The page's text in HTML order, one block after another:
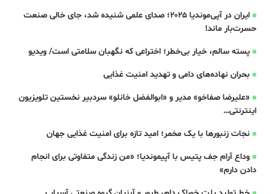
ایران در آپی‌موندیا ۲۰۲۵؛ صدای علمی شنیده شد، جای خالی صنعت
حسرت‌بار ماند!
پسته سالم، خیار بی‌خطر؛ اختراعی که نگهبان سلامتی است/ ویدیو
بحران نهاده‌های دامی و تهدید امنیت غذایی
«علیرضا صفاخو» مدیر و «ابوالفضل خانلو» سردبیر نخستین تلویزیون
اینترنتی…
نجات زنبورها با یک مخمر؛ امید تازه برای امنیت غذایی جهان
وداع آرام جف پتیس با آپیموندیا؛ «من زندگی متفاوتی برای انجام
دادن دارم»